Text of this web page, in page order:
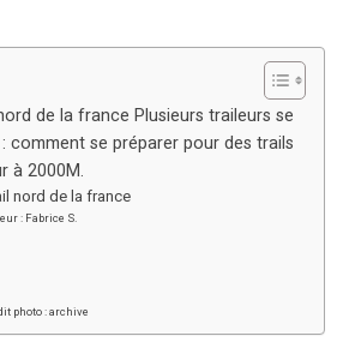
de la france Plusieurs traileurs se
comment se préparer pour des trails
à 2000M.
nord de la france
: Fabrice S.
photo : archive